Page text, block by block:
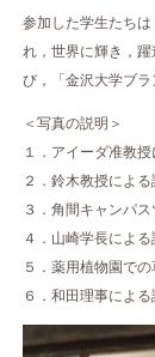
参加した学生たち
れ，世界に輝き，
び，「金沢大学ブラ
＜写真の説明＞
１．アイーダ准教
２．鈴木教授による
３．角間キャンパス
４．山崎学長による
５．薬用植物園での
６．和田理事による